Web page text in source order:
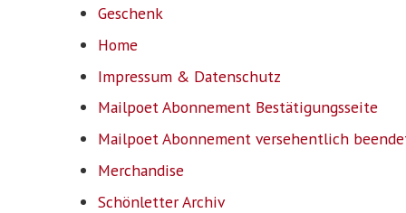
Geschenk
Home
Impressum & Datenschutz
Mailpoet Abonnement Bestätigungsseite
Mailpoet Abonnement versehentlich
Merchandise
Schönletter Archiv